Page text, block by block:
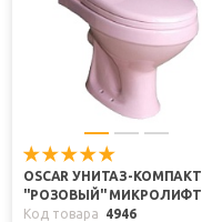
OSCAR УНИТАЗ-КОМПАКТ
"РОЗОВЫЙ" МИКРОЛИФТ
Код товара
4946